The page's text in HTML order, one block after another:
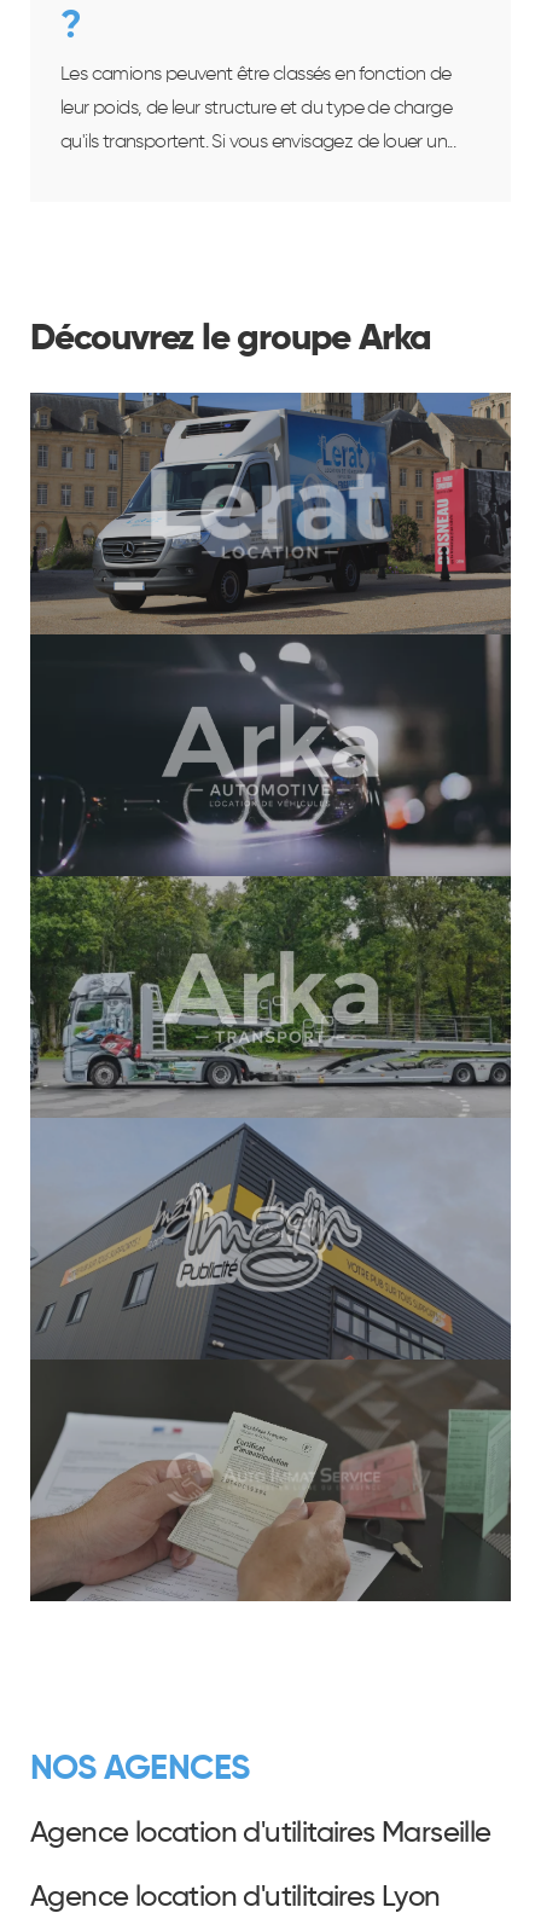
?
Les camions peuvent être classés en fonction de
leur poids, de leur structure et du type de charge
qu'ils transportent. Si vous envisagez de louer un...
Découvrez le groupe Arka
NOS AGENCES
Agence location d'utilitaires Marseille
Agence location d'utilitaires Lyon